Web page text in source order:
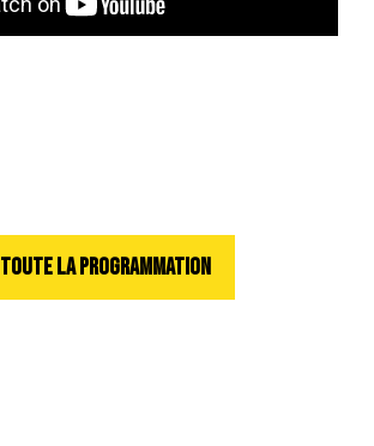
TOUTE LA PROGRAMMATION